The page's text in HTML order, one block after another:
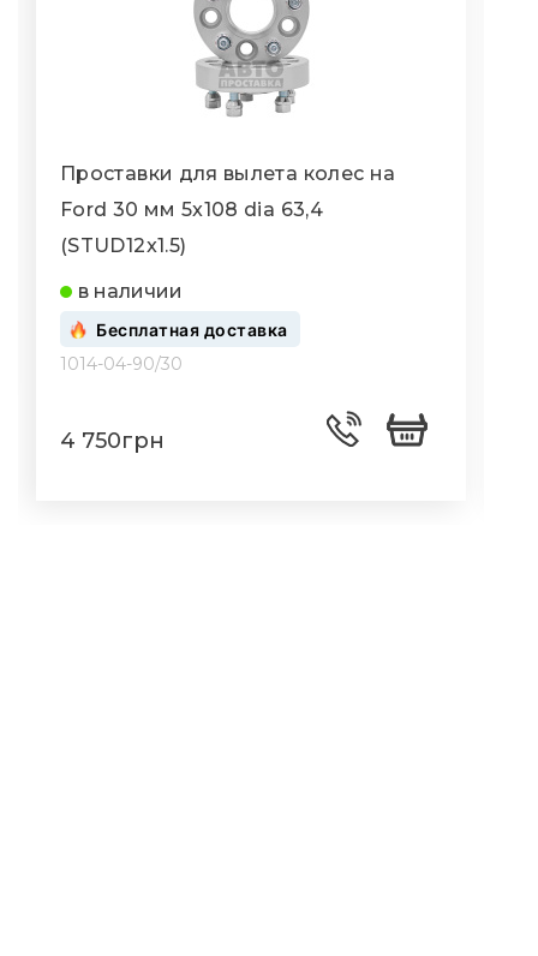
Проставки для вылета колес на
Ford 30 мм 5x108 dia 63,4
(STUD12x1.5)
в наличии
Бесплатная доставка
1014-04-90/30
4 750грн